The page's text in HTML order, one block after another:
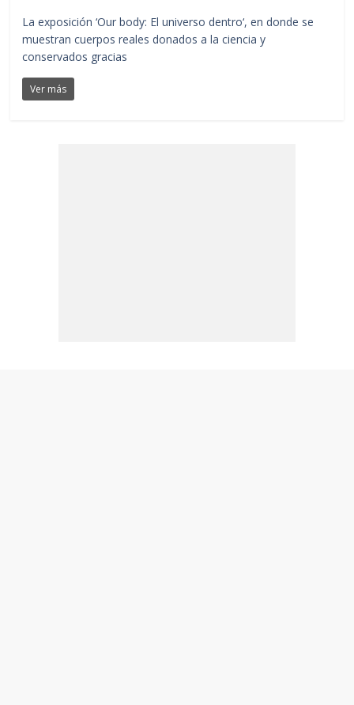
La exposición ‘Our body: El universo dentro‘, en donde se
muestran cuerpos reales donados a la ciencia y
conservados gracias
Ver más